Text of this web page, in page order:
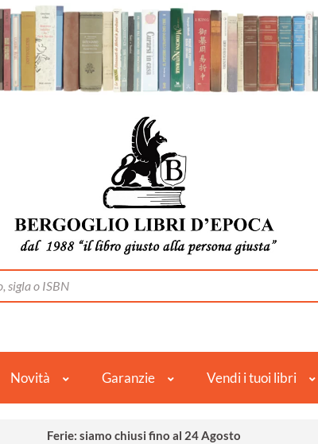
Novità Garanzie Vendi i tuoi libri
Ferie: siamo chiusi fino al 24 Agosto